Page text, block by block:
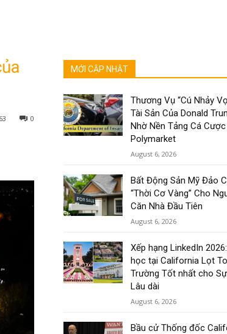
0
MỚI CẬP NHẬT
Thương Vụ “Cú Nhảy
Tài Sản Của Donald
Nhờ Nền Tảng Cá Cược
Polymarket
August 6, 2026
Bất Động Sản Mỹ Đảo
“Thời Cơ Vàng” Cho
Căn Nhà Đầu Tiên
August 6, 2026
Xếp hạng LinkedIn
học tại California Lọt
Trường Tốt nhất cho
Lâu dài
August 6, 2026
Bầu cử Thống đốc